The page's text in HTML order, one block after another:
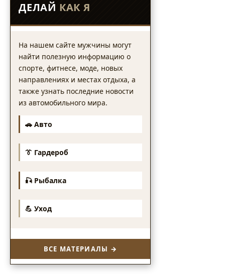
ДЕЛАЙ КАК Я
На нашем сайте мужчины могут
найти полезную информацию о
спорте, фитнесе, моде, новых
направлениях и местах отдыха, а
также узнать последние новости
из автомобильного мира.
🚗 Авто
👔 Гардероб
🎣 Рыбалка
💪 Уход
ВСЕ МАТЕРИАЛЫ →